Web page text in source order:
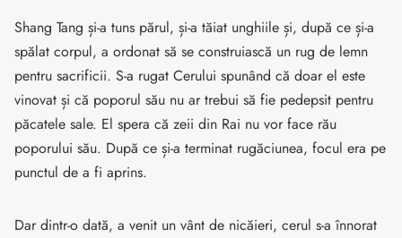
Shang Tang și-a tuns părul, și-a tăiat unghiile și, după ce și-a
spălat corpul, a ordonat să se construiască un rug de lemn
pentru sacrificii. S-a rugat Cerului spunând că doar el este
vinovat și că poporul său nu ar trebui să fie pedepsit pentru
păcatele sale. El spera că zeii din Rai nu vor face rău
poporului său. După ce și-a terminat rugăciunea, focul era pe
punctul de a fi aprins.
Dar dintr-o dată, a venit un vânt de nicăieri, cerul s-a înnorat